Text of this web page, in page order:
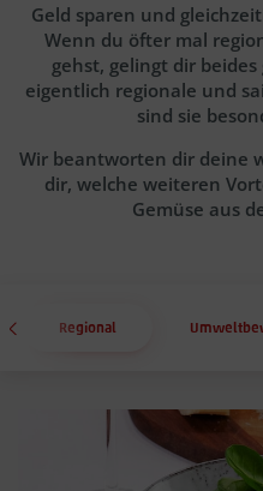
Geld sparen und
Wenn du öfter mal
gehst, gelingt dir
eigentlich regionale und
sind sie
Wir beantworten dir deine
dir, welche weiteren
Gemüse aus
Regional